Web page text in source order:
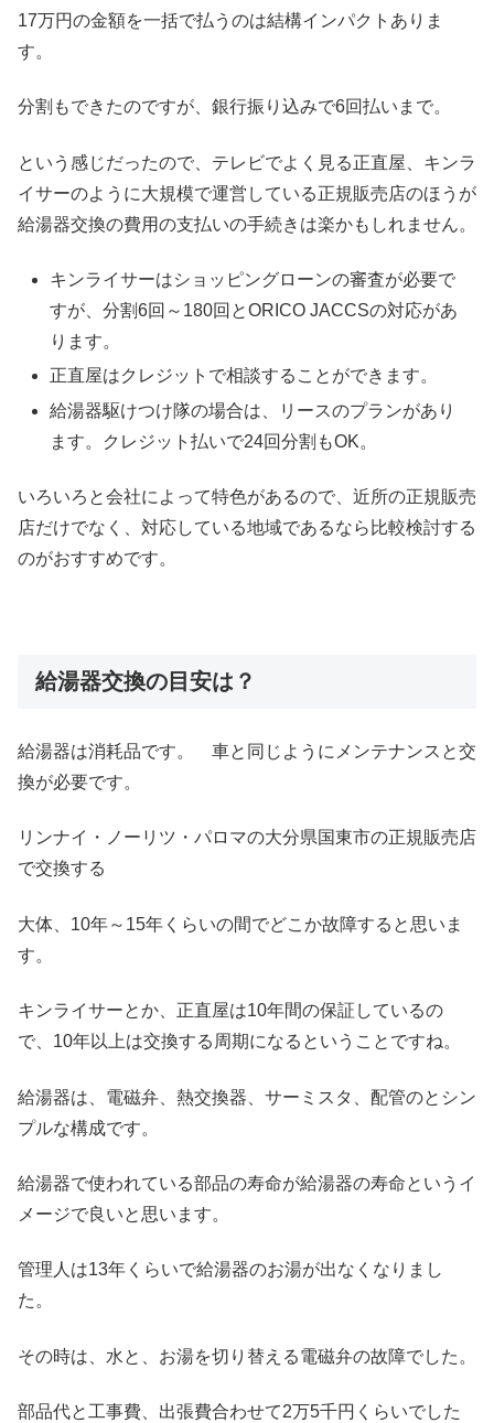
17万円の金額を一括で払うのは結構インパクトありま
す。
分割もできたのですが、銀行振り込みで6回払いまで。
という感じだったので、テレビでよく見る正直屋、キンラ
イサーのように大規模で運営している正規販売店のほうが
給湯器交換の費用の支払いの手続きは楽かもしれません。
キンライサーはショッピングローンの審査が必要で
すが、分割6回～180回とORICO JACCSの対応があ
ります。
正直屋はクレジットで相談することができます。
給湯器駆けつけ隊の場合は、リースのプランがあり
ます。クレジット払いで24回分割もOK。
いろいろと会社によって特色があるので、近所の正規販売
店だけでなく、対応している地域であるなら比較検討する
のがおすすめです。
給湯器交換の目安は？
給湯器は消耗品です。 車と同じようにメンテナンスと交
換が必要です。
リンナイ・ノーリツ・パロマの大分県国東市の正規販売店
で交換する
大体、10年～15年くらいの間でどこか故障すると思いま
す。
キンライサーとか、正直屋は10年間の保証しているの
で、10年以上は交換する周期になるということですね。
給湯器は、電磁弁、熱交換器、サーミスタ、配管のとシン
プルな構成です。
給湯器で使われている部品の寿命が給湯器の寿命というイ
メージで良いと思います。
管理人は13年くらいで給湯器のお湯が出なくなりまし
た。
その時は、水と、お湯を切り替える電磁弁の故障でした。
部品代と工事費、出張費合わせて2万5千円くらいでした